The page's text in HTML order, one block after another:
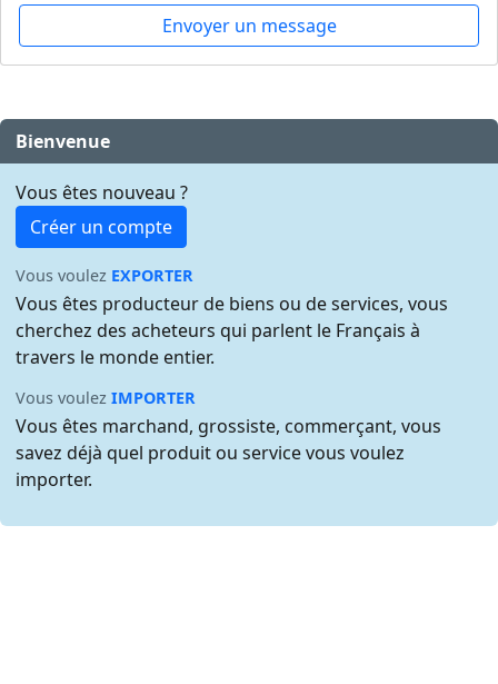
Envoyer un message
Bienvenue
Vous êtes nouveau ?
Créer un compte
Vous voulez EXPORTER
Vous êtes producteur de biens ou de services, vous
cherchez des acheteurs qui parlent le Français à
travers le monde entier.
Vous voulezIMPORTER
Vous êtes marchand, grossiste, commerçant, vous
savez déjà quel produit ou service vous voulez
importer.